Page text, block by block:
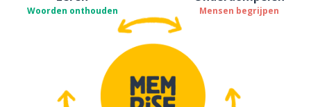
Woorden onthouden Mensen begrijpen